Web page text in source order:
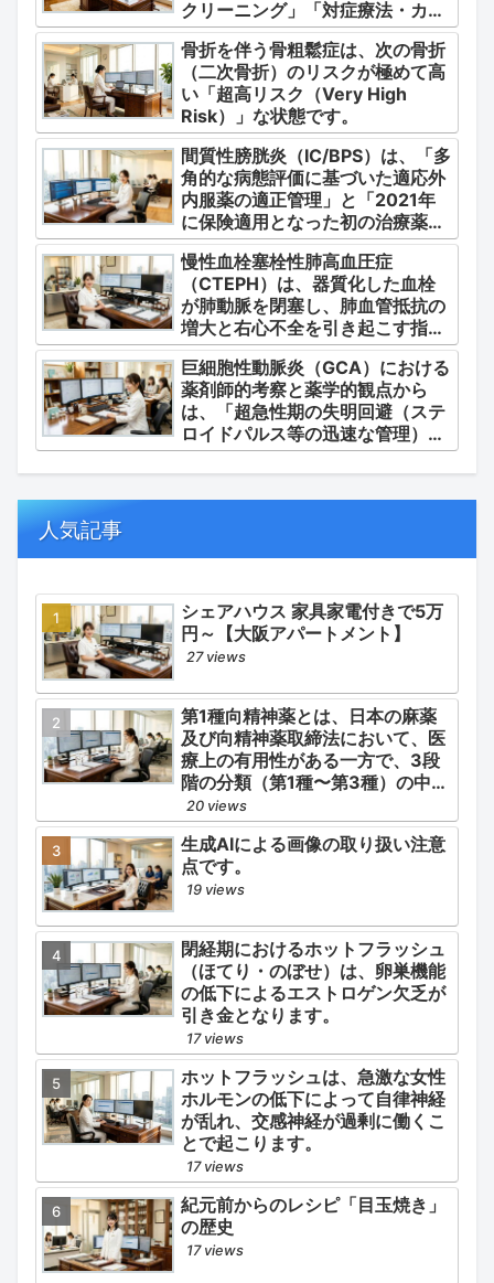
クリーニング」「対症療法・カク
テル療法の適正使用」「画期的な
新薬・DDSの動向」の3つの軸か
ら整理します。
骨折を伴う骨粗鬆症は、次の骨折
（二次骨折）のリスクが極めて高
い「超高リスク（Very High
Risk）」な状態です。
間質性膀胱炎（IC/BPS）は、「多
角的な病態評価に基づいた適応外
内服薬の適正管理」と「2021年
に保険適用となった初の治療薬で
あるジメチルスルホキシド
（DMSO）の安全かつ確実な調
剤・運用」に集約されます。
慢性血栓塞栓性肺高血圧症
（CTEPH）は、器質化した血栓
が肺動脈を閉塞し、肺血管抵抗の
増大と右心不全を引き起こす指定
難病（第4群肺高血圧症）です。
巨細胞性動脈炎（GCA）における
薬剤師的考察と薬学的観点から
は、「超急性期の失明回避（ステ
ロイドパルス等の迅速な管理）」
「再燃防止とステロイドの最小化
（トシリズマブやウパダシチニブ
の適正使用）」「長期ステロイド
人気記事
シェアハウス 家具家電付きで5万
円～【大阪アパートメント】
27 views
第1種向精神薬とは、日本の麻薬
及び向精神薬取締法において、医
療上の有用性がある一方で、3段
階の分類（第1種〜第3種）の中で
最も医療用としての濫用の危険性
が高く、有害作用が強いとされる
医薬品です。
20 views
生成AIによる画像の取り扱い注意
点です。
19 views
閉経期におけるホットフラッシュ
（ほてり・のぼせ）は、卵巣機能
の低下によるエストロゲン欠乏が
引き金となります。
17 views
ホットフラッシュは、急激な女性
ホルモンの低下によって自律神経
が乱れ、交感神経が過剰に働くこ
とで起こります。
17 views
紀元前からのレシピ「目玉焼き」
の歴史
17 views